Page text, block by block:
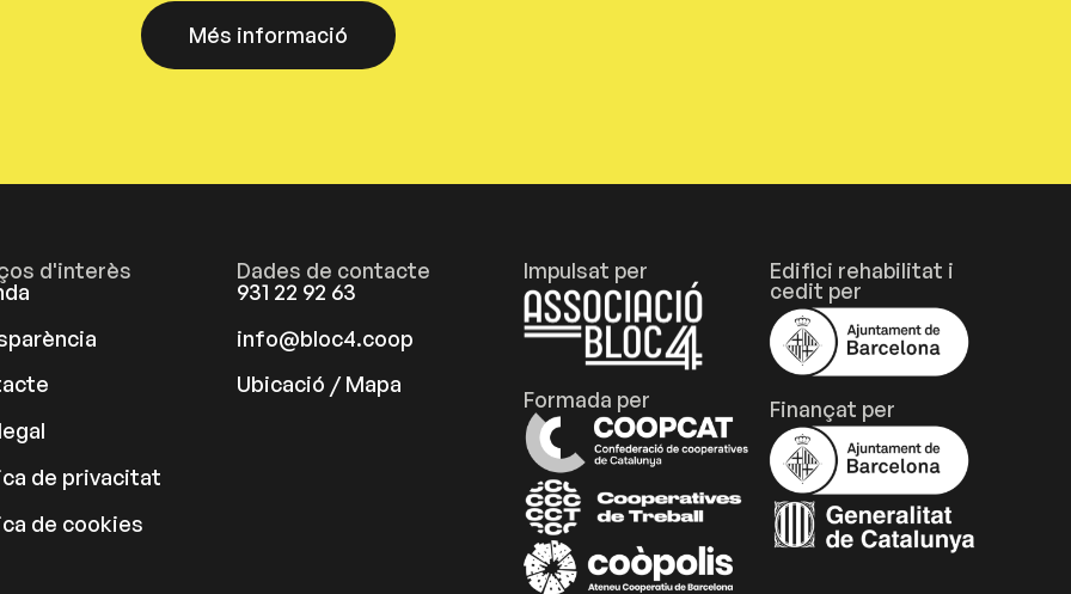
Més informació
d'interès
de privacitat
de cookies
Dades de contacte
931 22 92 63
info@bloc4.coop
Ubicació / Mapa
Impulsat per
Formada per
Edifici rehabilitat i
cedit per
Finançat per